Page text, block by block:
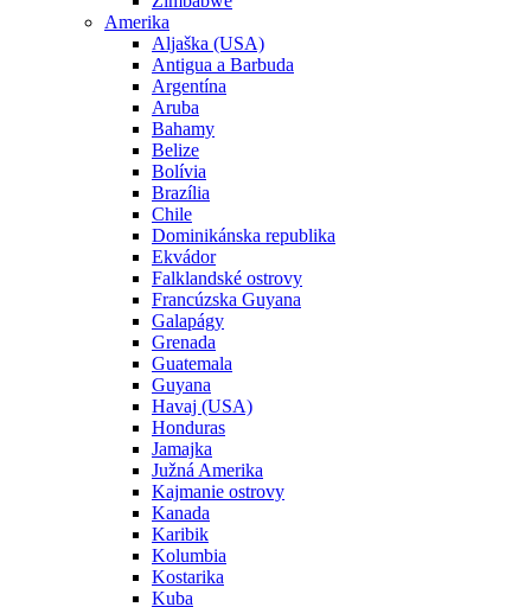
Amerika
Aljaška (USA)
Antigua a Barbuda
Argentína
Aruba
Bahamy
Belize
Bolívia
Brazília
Chile
Dominikánska republika
Ekvádor
Falklandské ostrovy
Francúzska Guyana
Galapágy
Grenada
Guatemala
Guyana
Havaj (USA)
Honduras
Jamajka
Južná Amerika
Kajmanie ostrovy
Kanada
Karibik
Kolumbia
Kostarika
Kuba